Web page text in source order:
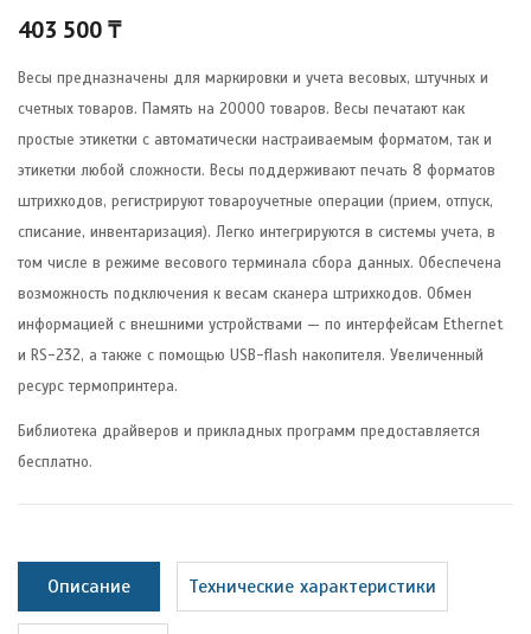
403 500₸
Весы предназначены для маркировки и учета весовых, штучных и
счетных товаров. Память на 20000 товаров. Весы печатают как
простые этикетки с автоматически настраиваемым форматом, так и
этикетки любой сложности. Весы поддерживают печать 8 форматов
штрихкодов, регистрируют товароучетные операции (прием, отпуск,
списание, инвентаризация). Легко интегрируются в системы учета, в
том числе в режиме весового терминала сбора данных. Обеспечена
возможность подключения к весам сканера штрихкодов. Обмен
информацией с внешними устройствами — по интерфейсам Ethernet
и RS-232, а также с помощью USB-flash накопителя. Увеличенный
ресурс термопринтера.
Библиотека драйверов и прикладных программ предоставляется
бесплатно.
Описание Технические характеристики